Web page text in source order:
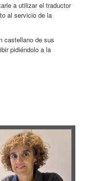
a utilizar el traductor
al servicio de la
castellano de sus
pidiéndolo a la